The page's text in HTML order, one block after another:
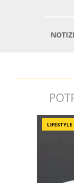
LIFESTYLE